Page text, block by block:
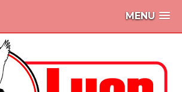
MENU